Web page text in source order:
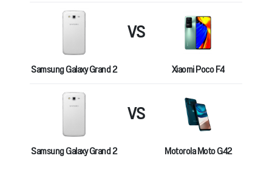
Samsung Galaxy Grand 2
VS
Xiaomi Poco F4
Samsung Galaxy Grand 2
VS
Motorola Moto G42